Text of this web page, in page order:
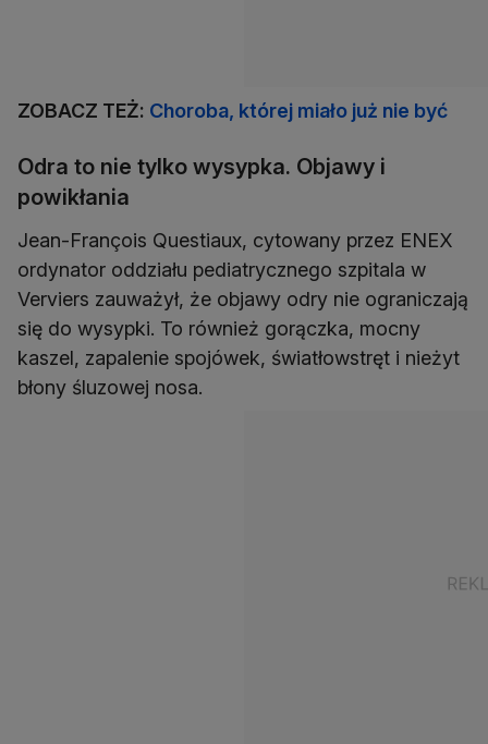
ZOBACZ TEŻ: Choroba, której miało już nie być
Odra to nie tylko wysypka. Objawy i
powikłania
Jean-François Questiaux, cytowany przez ENEX
ordynator oddziału pediatrycznego szpitala w
Verviers zauważył, że objawy odry nie ograniczają
się do wysypki. To również gorączka, mocny
kaszel, zapalenie spojówek, światłowstręt i nieżyt
błony śluzowej nosa.